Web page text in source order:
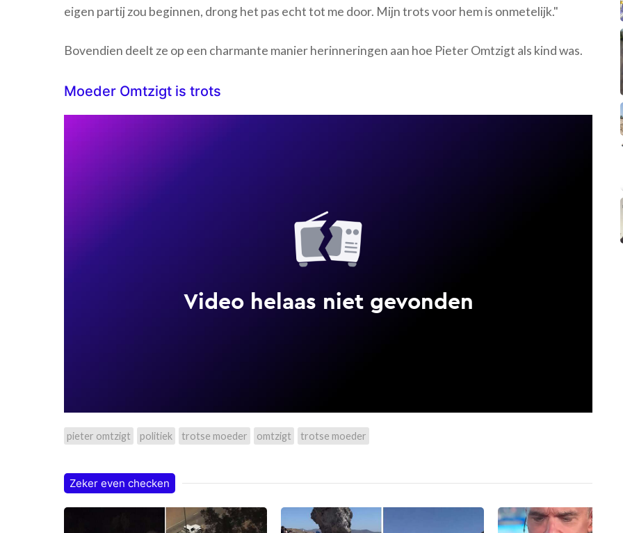
eigen partij zou beginnen, drong het pas echt tot me door. Mijn trots voor hem is onmetelijk."
Bovendien deelt ze op een charmante manier herinneringen aan hoe Pieter Omtzigt als kind was.
Moeder Omtzigt is trots
pieter omtzigt politiek trotse moeder omtzigt trotse moeder
Zeker even checken